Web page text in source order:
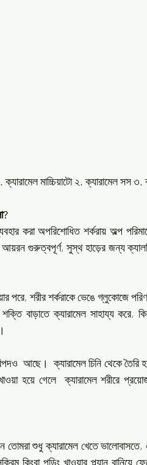
মাচ্চিয়াটো ২. ক্যারামেল সস
করা অপরিশোধিত শর্করায় অল্প
গুরুত্বপূর্ণ, সুস্থ হাড়ের জন্য
পরে, শরীর শর্করাকে ভেঙে গ্লুকোজে
শক্তি বাড়াতে ক্যারামেল সাহায্য করে,
আছে।  ক্যারামেল চিনি থেকে
হয়ে গেলে  ক্যারামেল শরীরে
শুধু ক্যারামেল খেতে
কিংবা পুডিং খাওয়ার প্ল্যান